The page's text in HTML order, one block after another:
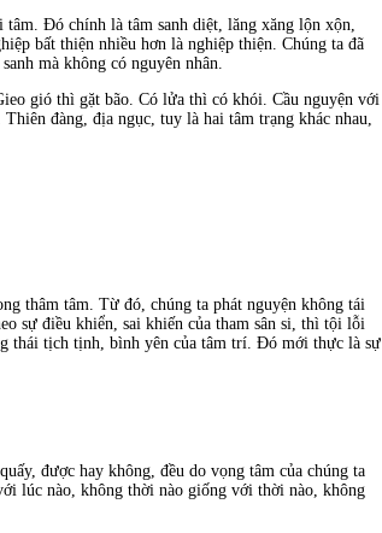
Ðó chính là tâm sanh diệt, lăng xăng lộn xộn,
bất thiện nhiều hơn là nghiệp thiện. Chúng ta đã
mà không có nguyên nhân.
gió thì gặt bão. Có lửa thì có khói. Cầu nguyện với
đàng, địa ngục, tuy là hai tâm trạng khác nhau,
thâm tâm. Từ đó, chúng ta phát nguyện không tái
sự điều khiển, sai khiến của tham sân si, thì tội lỗi
thái tịch tịnh, bình yên của tâm trí. Ðó mới thực là sự
được hay không, đều do vọng tâm của chúng ta
lúc nào, không thời nào giống với thời nào, không